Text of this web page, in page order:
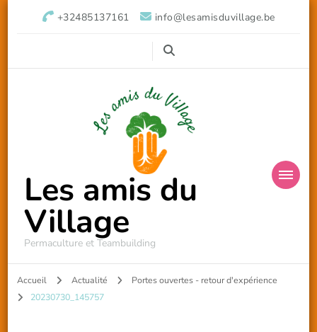
+32485137161 info@lesamisduvillage.be
Les amis du
Village
Permaculture et Teambuilding
Accueil Actualité
Portes ouvertes - retour d'expérience
20230730_145757